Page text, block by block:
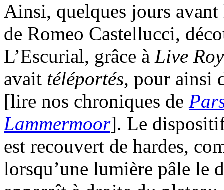
Ainsi, quelques jours
de Romeo Castellucci,
L’Escurial, grâce à Live
avait téléportés, pour ainsi
[lire nos chroniques de
Lammermoor]. Le
est recouvert de hardes,
lorsqu’une lumière pâle le